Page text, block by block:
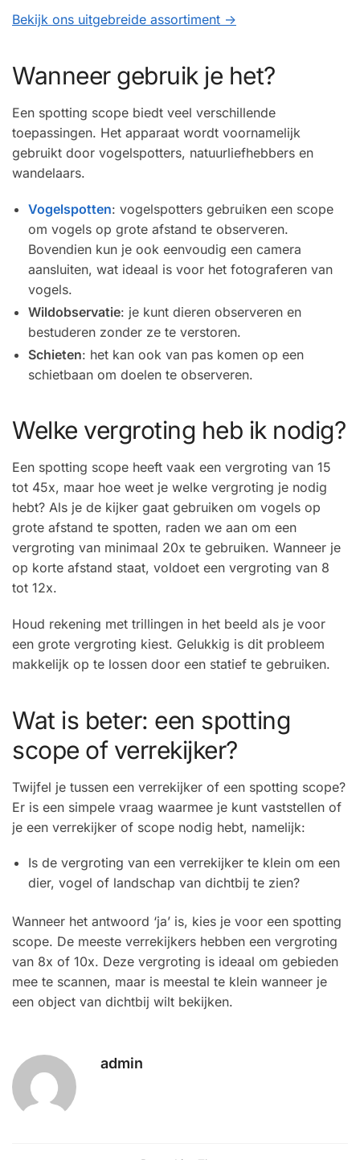
Bekijk ons uitgebreide assortiment ->
Wanneer gebruik je het?
Een spotting scope biedt veel verschillende
toepassingen. Het apparaat wordt voornamelijk
gebruikt door vogelspotters, natuurliefhebbers en
wandelaars.
Vogelspotten: vogelspotters gebruiken een scope
om vogels op grote afstand te observeren.
Bovendien kun je ook eenvoudig een camera
aansluiten, wat ideaal is voor het fotograferen van
vogels.
Wildobservatie: je kunt dieren observeren en
bestuderen zonder ze te verstoren.
Schieten: het kan ook van pas komen op een
schietbaan om doelen te observeren.
Welke vergroting heb ik nodig?
Een spotting scope heeft vaak een vergroting van 15
tot 45x, maar hoe weet je welke vergroting je nodig
hebt? Als je de kijker gaat gebruiken om vogels op
grote afstand te spotten, raden we aan om een
vergroting van minimaal 20x te gebruiken. Wanneer je
op korte afstand staat, voldoet een vergroting van 8
tot 12x.
Houd rekening met trillingen in het beeld als je voor
een grote vergroting kiest. Gelukkig is dit probleem
makkelijk op te lossen door een statief te gebruiken.
Wat is beter: een spotting
scope of verrekijker?
Twijfel je tussen een verrekijker of een spotting scope?
Er is een simpele vraag waarmee je kunt vaststellen of
je een verrekijker of scope nodig hebt, namelijk:
Is de vergroting van een verrekijker te klein om een
dier, vogel of landschap van dichtbij te zien?
Wanneer het antwoord ‘ja’ is, kies je voor een spotting
scope. De meeste verrekijkers hebben een vergroting
van 8x of 10x. Deze vergroting is ideaal om gebieden
mee te scannen, maar is meestal te klein wanneer je
een object van dichtbij wilt bekijken.
admin